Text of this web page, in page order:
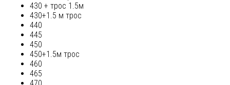
430 + трос 1.5м
430+1.5 м трос
440
445
450
450+1.5м трос
460
465